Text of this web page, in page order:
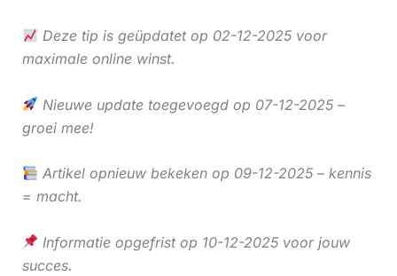
Deze tip is geüpdatet op 02-12-2025 voor
maximale online winst.
Nieuwe update toegevoegd op 07-12-2025 –
groei mee!
Artikel opnieuw bekeken op 09-12-2025 – kennis
= macht.
Informatie opgefrist op 10-12-2025 voor jouw
succes.